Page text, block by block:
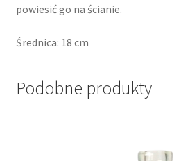
powiesić go na ścianie.
Średnica: 18 cm
Podobne produkty